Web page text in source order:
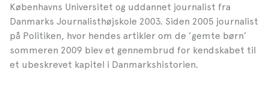
Københavns Universitet og uddannet journalist fra
Danmarks Journalisthøjskole 2003. Siden 2005 journalist
på Politiken, hvor hendes artikler om de ’gemte børn’
sommeren 2009 blev et gennembrud for kendskabet til
et ubeskrevet kapitel i Danmarkshistorien.